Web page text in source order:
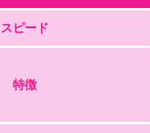
スピード
特徴